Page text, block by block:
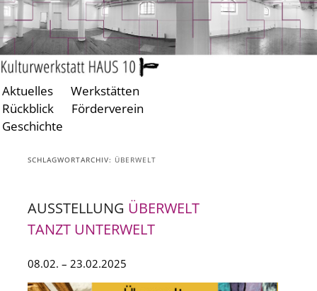
Zum
primären
Inhalt
Zum
sekundären
Inhalt
Aktuelles
Werkstätten
Rückblick
Förderverein
Geschichte
SCHLAGWORTARCHIV: ÜBERWELT
AUSSTELLUNG ÜBERWELT
TANZT UNTERWELT
08.02. – 23.02.2025